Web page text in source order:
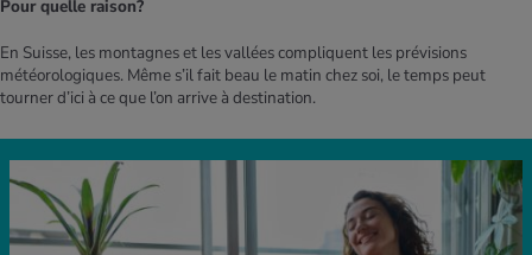
Pour quelle raison?
En Suisse, les montagnes et les vallées compliquent les prévisions
météorologiques. Même s’il fait beau le matin chez soi, le temps peut
tourner d’ici à ce que l’on arrive à destination.